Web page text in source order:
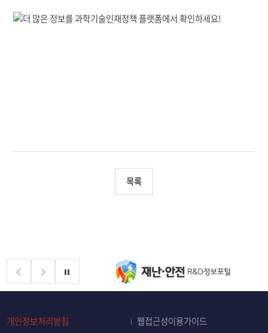
목록
배너존
개인정보처리방침
웹접근성이용가이드